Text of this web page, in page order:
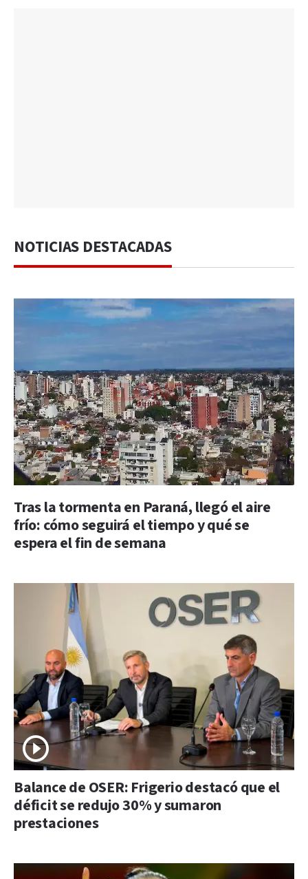
NOTICIAS DESTACADAS
Tras la tormenta en Paraná, llegó el aire
frío: cómo seguirá el tiempo y qué se
espera el fin de semana
Balance de OSER: Frigerio destacó que el
déficit se redujo 30% y sumaron
prestaciones